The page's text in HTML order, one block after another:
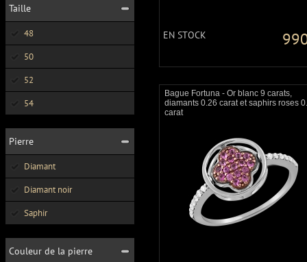
Taille
48
50
52
54
Pierre
Diamant
Diamant noir
Saphir
Couleur de la pierre
EN STOCK
Bague Fortuna - Or blanc 9 carats,
diamants 0.26 carat et saphirs roses
carat